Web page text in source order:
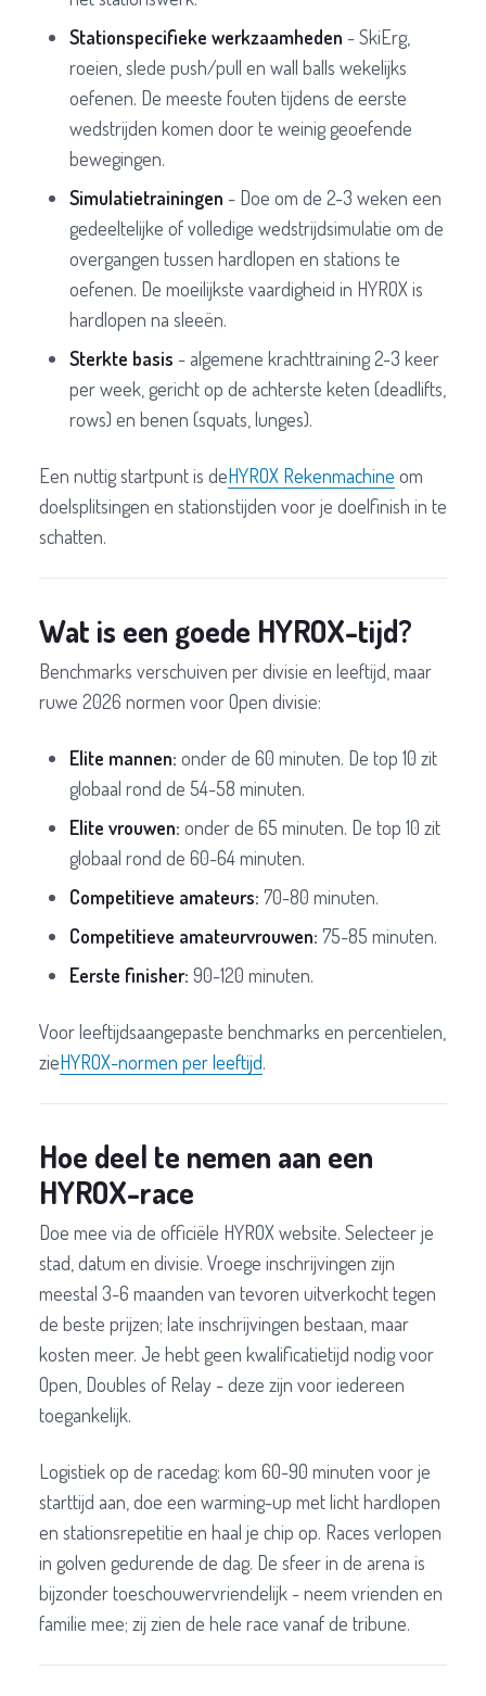
Stationspecifieke werkzaamheden - SkiErg,
roeien, slede push/pull en wall balls wekelijks
oefenen. De meeste fouten tijdens de eerste
wedstrijden komen door te weinig geoefende
bewegingen.
Simulatietrainingen - Doe om de 2-3 weken een
gedeeltelijke of volledige wedstrijdsimulatie om de
overgangen tussen hardlopen en stations te
oefenen. De moeilijkste vaardigheid in HYROX is
hardlopen na sleeën.
Sterkte basis - algemene krachttraining 2-3 keer
per week, gericht op de achterste keten (deadlifts,
rows) en benen (squats, lunges).
Een nuttig startpunt is deHYROX Rekenmachine om
doelsplitsingen en stationstijden voor je doelfinish in te
schatten.
Wat is een goede HYROX-tijd?
Benchmarks verschuiven per divisie en leeftijd, maar
ruwe 2026 normen voor Open divisie:
Elite mannen: onder de 60 minuten. De top 10 zit
globaal rond de 54-58 minuten.
Elite vrouwen: onder de 65 minuten. De top 10 zit
globaal rond de 60-64 minuten.
Competitieve amateurs: 70-80 minuten.
Competitieve amateurvrouwen: 75-85 minuten.
Eerste finisher: 90-120 minuten.
Voor leeftijdsaangepaste benchmarks en percentielen,
zieHYROX-normen per leeftijd.
Hoe deel te nemen aan een
HYROX-race
Doe mee via de officiële HYROX website. Selecteer je
stad, datum en divisie. Vroege inschrijvingen zijn
meestal 3-6 maanden van tevoren uitverkocht tegen
de beste prijzen; late inschrijvingen bestaan, maar
kosten meer. Je hebt geen kwalificatietijd nodig voor
Open, Doubles of Relay - deze zijn voor iedereen
toegankelijk.
Logistiek op de racedag: kom 60-90 minuten voor je
starttijd aan, doe een warming-up met licht hardlopen
en stationsrepetitie en haal je chip op. Races verlopen
in golven gedurende de dag. De sfeer in de arena is
bijzonder toeschouwervriendelijk - neem vrienden en
familie mee; zij zien de hele race vanaf de tribune.